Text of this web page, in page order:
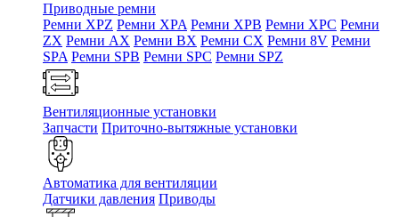
Приводные ремни
Ремни XPZ Ремни XPA Ремни XPB Ремни XPC Ремни
ZX Ремни AX Ремни BX Ремни CX Ремни 8V Ремни
SPA Ремни SPB Ремни SPC Ремни SPZ
Вентиляционные установки
Запчасти Приточно-вытяжные установки
Автоматика для вентиляции
Датчики давления Приводы